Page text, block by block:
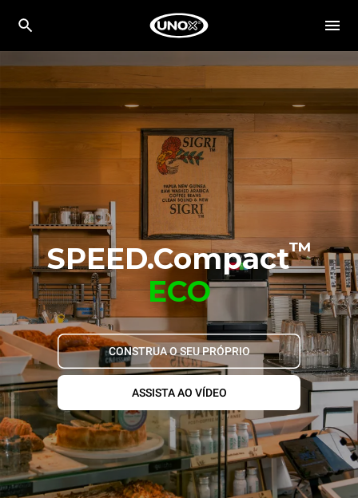
SPEED.Compact™
ECO
CONSTRUA O SEU PRÓPRIO
ASSISTA AO VÍDEO